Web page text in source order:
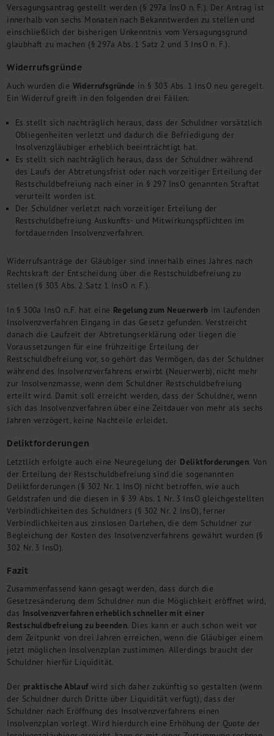
Versagungsantrag gestellt werden (§ 297a InsO n. F.). Der Antrag ist
innerhalb von sechs Monaten nach Bekanntwerden zu stellen und
einschließlich der bisherigen Unkenntnis vom Versagungsgrund
glaubhaft zu machen (§ 297a Abs. 1 Satz 2 und 3 InsO n. F.).
Widerrufsgründe
Auch wurden die Widerrufsgründe in § 303 Abs. 1 InsO neu geregelt.
Ein Widerruf greift in den folgenden drei Fällen:
Es stellt sich nachträglich heraus, dass der Schuldner vorsätzlich
Obliegenheiten verletzt und dadurch die Befriedigung der
Insolvenzgläubiger erheblich beeinträchtigt hat.
Es stellt sich nachträglich heraus, dass der Schuldner während
des Laufs der Abtretungsfrist oder nach vorzeitiger Erteilung der
Restschuldbefreiung nach einer in § 297 InsO genannten Straftat
verurteilt worden ist.
Der Schuldner verletzt nach vorzeitiger Erteilung der
Restschuldbefreiung Auskunfts- und Mitwirkungspflichten im
fortdauernden Insolvenzverfahren.
Widerrufsanträge der Gläubiger sind innerhalb eines Jahres nach
Rechtskraft der Entscheidung über die Restschuldbefreiung zu
stellen (§ 303 Abs. 2 Satz 1 InsO n. F.).
In § 300a InsO n.F. hat eine Regelung zum Neuerwerb im laufenden
Insolvenzverfahren Eingang in das Gesetz gefunden. Verstreicht
danach die Laufzeit der Abtretungserklärung oder liegen die
Voraussetzungen für eine frühzeitige Erteilung der
Restschuldbefreiung vor, so gehört das Vermögen, das der Schuldner
während des Insolvenzverfahrens erwirbt (Neuerwerb), nicht mehr
zur Insolvenzmasse, wenn dem Schuldner Restschuldbefreiung
erteilt wird. Damit soll erreicht werden, dass der Schuldner, wenn
sich das Insolvenzverfahren über eine Zeitdauer von mehr als sechs
Jahren verzögert, keine Nachteile erleidet.
Deliktforderungen
Letztlich erfolgte auch eine Neuregelung der Deliktforderungen . Von
der Erteilung der Restschuldbefreiung sind die sogenannten
Deliktforderungen (§ 302 Nr. 1 InsO) nicht betroffen, wie auch
Geldstrafen und die diesen in § 39 Abs. 1 Nr. 3 InsO gleichgestellten
Verbindlichkeiten des Schuldners (§ 302 Nr. 2 InsO), ferner
Verbindlichkeiten aus zinslosen Darlehen, die dem Schuldner zur
Begleichung der Kosten des Insolvenzverfahrens gewährt wurden (§
302 Nr. 3 InsO).
Fazit
Zusammenfassend kann gesagt werden, dass durch die
Gesetzesänderung dem Schuldner nun die Möglichkeit eröffnet wird,
das Insolvenzverfahren erheblich schneller mit einer
Restschuldbefreiung zu beenden. Dies kann er auch schon weit vor
dem Zeitpunkt von drei Jahren erreichen, wenn die Gläubiger einem
jetzt möglichen Insolvenzplan zustimmen. Allerdings braucht der
Schuldner hierfür Liquidität.
Der praktische Ablaufwird sich daher zukünftig so gestalten (wenn
der Schuldner durch Dritte über Liquidität verfügt), dass der
Schuldner nach Eröffnung des Insolvenzverfahrens einen
Insolvenzplan vorlegt. Wird hierdurch eine Erhöhung der Quote der